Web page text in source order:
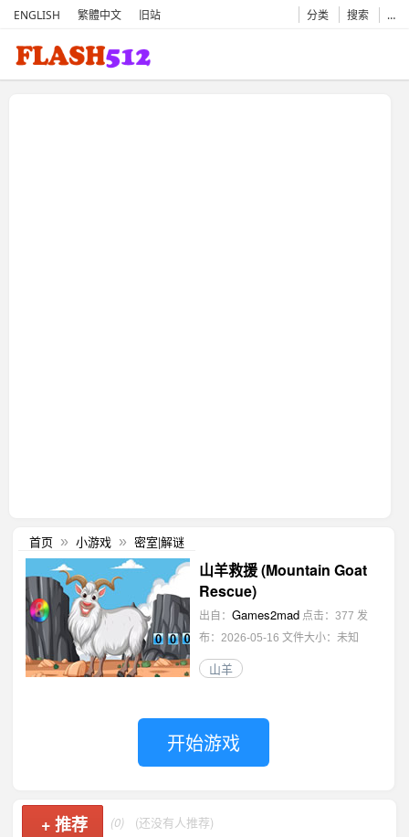
ENGLISH 繁體中文 旧站 分类 搜索 …
首页 » 小游戏 » 密室|解谜
山羊救援 (Mountain Goat
Rescue)
出自： Games2mad 点击：377 发
布：2026-05-16 文件大小：未知
山羊
开始游戏
+推荐 (0) (还没有人推荐)